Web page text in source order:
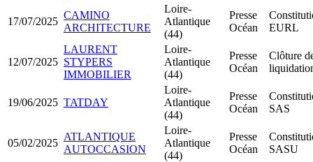
17/07/2025
CAMINO
ARCHITECTURE
Loire-
Atlantique
(44)
Presse
Océan
EURL
12/07/2025
LAURENT
STYPERS
IMMOBILIER
Loire-
Atlantique
(44)
Presse
Océan
Clôture
19/06/2025 TATDAY
Loire-
Atlantique
(44)
Presse
Océan
SAS
05/02/2025
ATLANTIQUE
AUTOCCASION
Loire-
Atlantique
(44)
Presse
Océan
SASU